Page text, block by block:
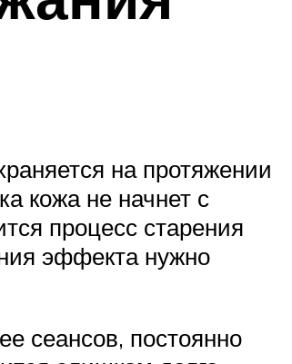
на протяжении
кожа не начнет с
процесс старения
эффекта нужно
сеансов, постоянно